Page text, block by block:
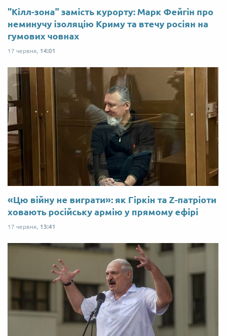
"Кілл-зона" замість курорту: Марк Фейгін про
неминучу ізоляцію Криму та втечу росіян на
гумових човнах
17 червня, 14:01
«Цю війну не виграти»: як Гіркін та Z-патріоти
ховають російську армію у прямому ефірі
17 червня, 13:41